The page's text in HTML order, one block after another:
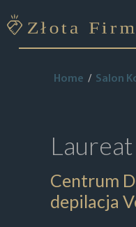
Home Salon
Centrum
depilacja